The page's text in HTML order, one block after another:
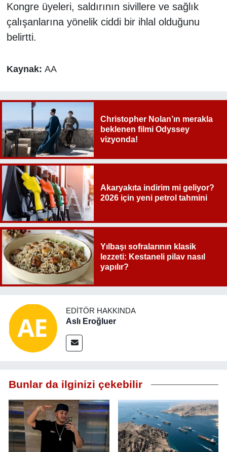
Kongre üyeleri, saldırının sivillere ve sağlık
çalışanlarına yönelik ciddi bir ihlal olduğunu
belirtti.
Kaynak: AA
Christopher Nolan’ın merakla
beklenen filmi Odyssey
vizyonda!
Akaryakıta indirim mi geliyor?
2026 için yeni petrol tahmini
Yılbaşı sofralarının klasik
lezzeti: Kestaneli pilav nasıl
yapılır?
EDITÖR HAKKINDA
Aslı Eroğluer
Bunlar da ilginizi çekebilir